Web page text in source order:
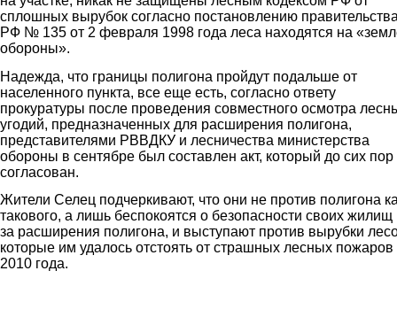
сплошных вырубок согласно постановлению п
РФ № 135 от 2 февраля 1998 года леса находятся на «земл
обороны».
Надежда, что границы полигона пройдут подальше от
населенного пункта, все еще есть, согласно ответу
прокуратуры после проведения совместного осмотра
угодий, предназначенных для расширения полигона,
представителями РВВДКУ и лесничества министерства
обороны в сентябре был составлен акт, который до сих пор
согласован.
Жители Селец подчеркивают, что они не против полигона
такового, а лишь беспокоятся о безопасности своих жилищ
за расширения полигона, и выступают против вырубки
которые им удалось отстоять от страшных лесных пожаров
2010 года.